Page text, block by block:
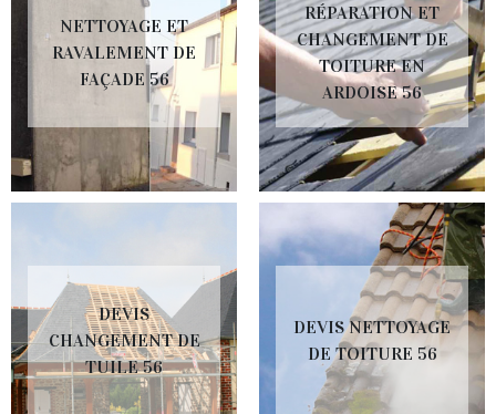
NETTOYAGE ET
RAVALEMENT DE
FAÇADE 56
RÉPARATION ET
CHANGEMENT DE
TOITURE EN
ARDOISE 56
DEVIS
CHANGEMENT DE
TUILE 56
DEVIS NETTOYAGE
DE TOITURE 56